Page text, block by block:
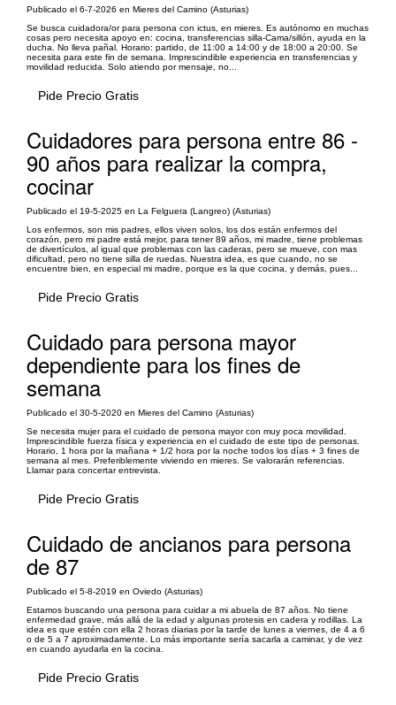
Publicado el 6-7-2026 en Mieres del Camino (Asturias)
Se busca cuidadora/or para persona con ictus, en mieres. Es autónomo en muchas
cosas pero necesita apoyo en: cocina, transferencias silla-Cama/sillón, ayuda en la
ducha. No lleva pañal. Horario: partido, de 11:00 a 14:00 y de 18:00 a 20:00. Se
necesita para este fin de semana. Imprescindible experiencia en transferencias y
movilidad reducida. Solo atiendo por mensaje, no...
Pide Precio Gratis
Cuidadores para persona entre 86 -
90 años para realizar la compra,
cocinar
Publicado el 19-5-2025 en La Felguera (Langreo) (Asturias)
Los enfermos, son mis padres, ellos viven solos, los dos están enfermos del
corazón, pero mi padre está mejor, para tener 89 años, mi madre, tiene problemas
de divertículos, al igual que problemas con las caderas, pero se mueve, con mas
dificultad, pero no tiene silla de ruedas. Nuestra idea, es que cuando, no se
encuentre bien, en especial mi madre, porque es la que cocina, y demás, pues...
Pide Precio Gratis
Cuidado para persona mayor
dependiente para los fines de
semana
Publicado el 30-5-2020 en Mieres del Camino (Asturias)
Se necesita mujer para el cuidado de persona mayor con muy poca movilidad.
Imprescindible fuerza física y experiencia en el cuidado de este tipo de personas.
Horario, 1 hora por la mañana + 1/2 hora por la noche todos los días + 3 fines de
semana al mes. Preferiblemente viviendo en mieres. Se valorarán referencias.
Llamar para concertar entrevista.
Pide Precio Gratis
Cuidado de ancianos para persona
de 87
Publicado el 5-8-2019 en Oviedo (Asturias)
Estamos buscando una persona para cuidar a mi abuela de 87 años. No tiene
enfermedad grave, más allá de la edad y algunas protesis en cadera y rodillas. La
idea es que estén con ella 2 horas diarias por la tarde de lunes a viernes, de 4 a 6
o de 5 a 7 aproximadamente. Lo más importante sería sacarla a caminar, y de vez
en cuando ayudarla en la cocina.
Pide Precio Gratis